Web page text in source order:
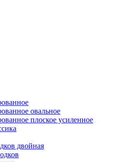
овальное
плоское усиленное
двойная